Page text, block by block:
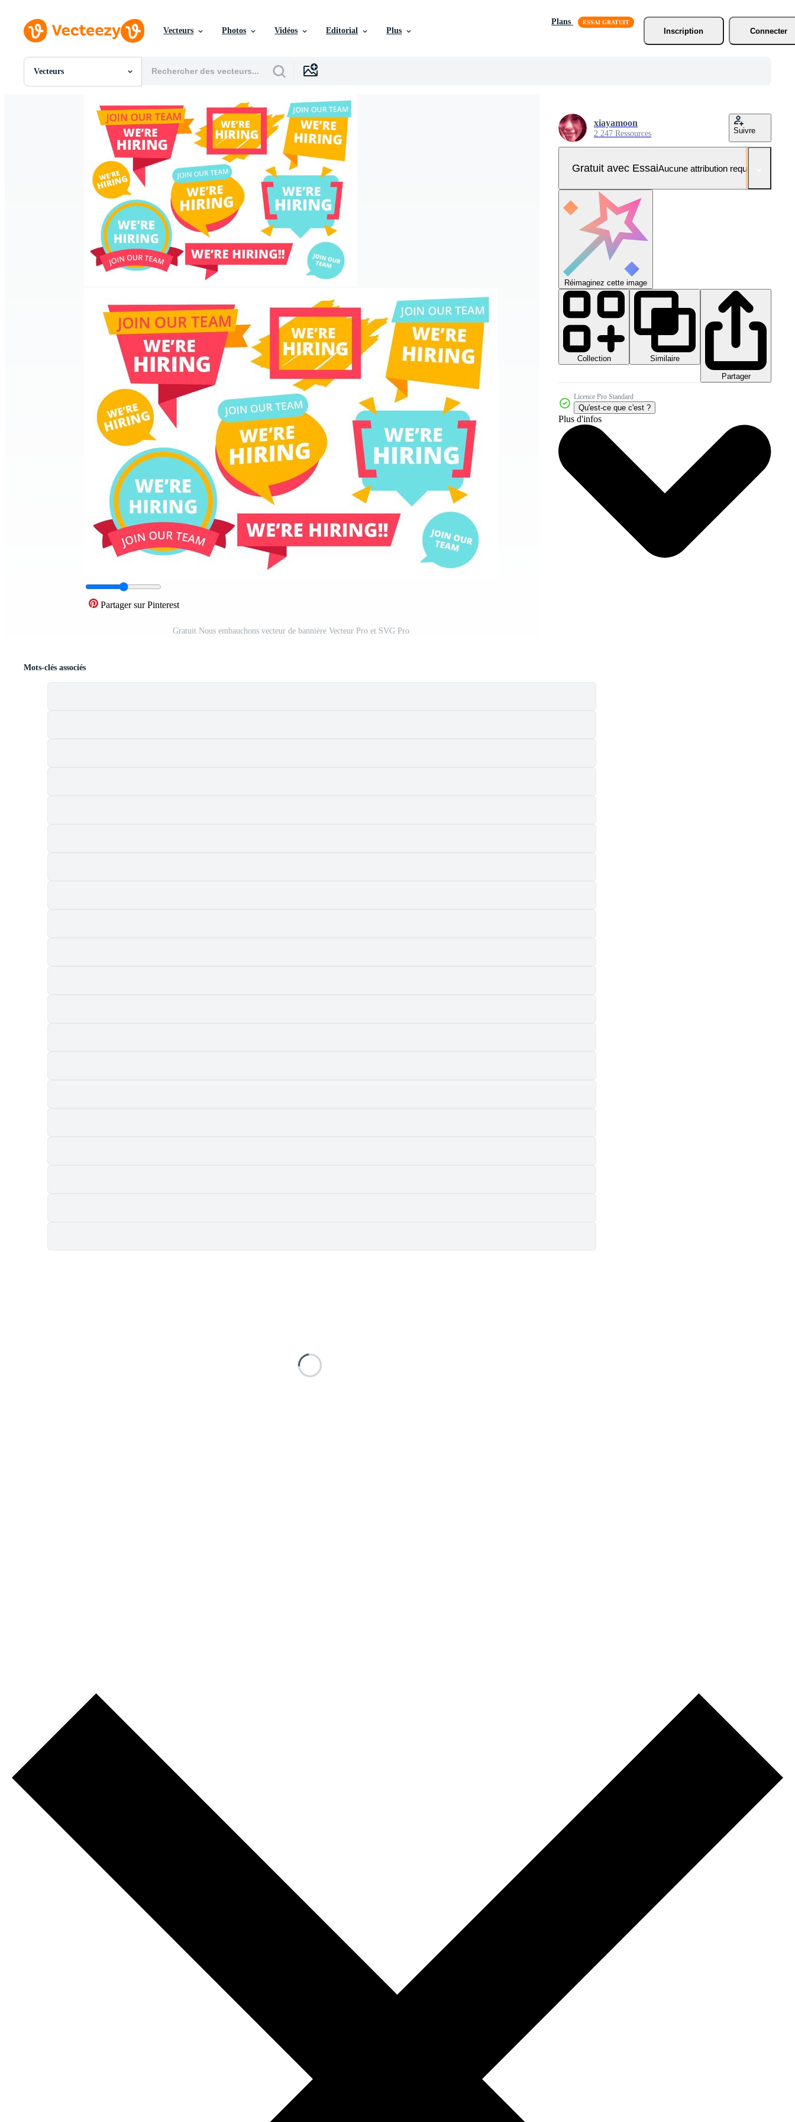
Vecteurs Photos Vidéos Editorial Plus
Plans
Inscription
Connecter
Vecteurs
Toutes Images
Motion graphics
Images Éditoriales
Événements Éditoriaux
Partager sur Pinterest
Gratuit Nous embauchons vecteur de bannière Vecteur Pro et SVG Pro
xiayamoon
2 247 Ressources Suivre
Gratuit avec EssaiAucune attribution requise
Réimaginez cette image
Collection
Similaire
Partager
Licence Pro Standard
Qu'est-ce que c'est ?
Plus d'infos
Mots-clés associés